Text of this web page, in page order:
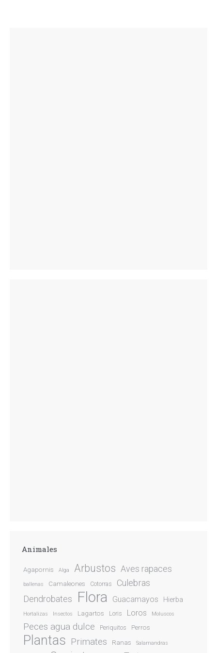
Animales
Agapornis Alga Arbustos Aves rapaces
ballenas Camaleones Cotorras Culebras
Dendrobates Flora Guacamayos Hierba
Hortalizas Insectos Lagartos Loris Loros Moluscos
Peces agua dulce Periquitos Perros
Plantas Primates Ranas Salamandras